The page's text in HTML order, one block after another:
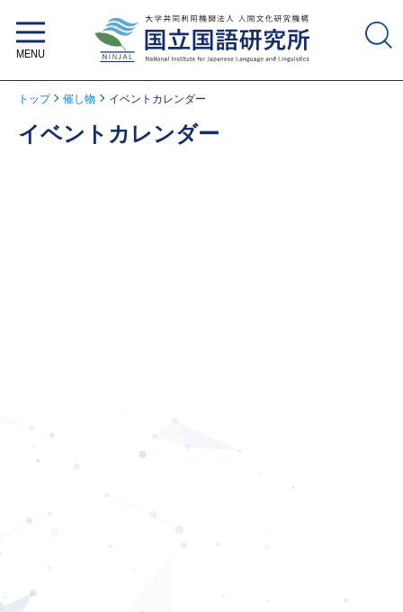
トップ 催し物 イベントカレンダー
イベントカレンダー